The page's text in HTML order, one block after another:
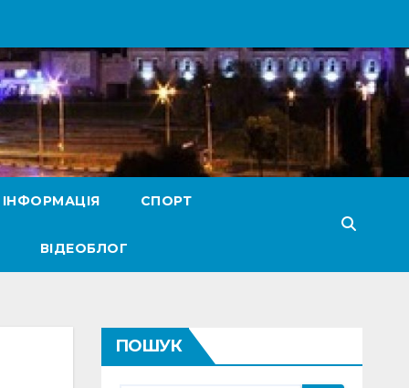
СПОРТ
ВІДЕОБЛОГ
ПОШУК